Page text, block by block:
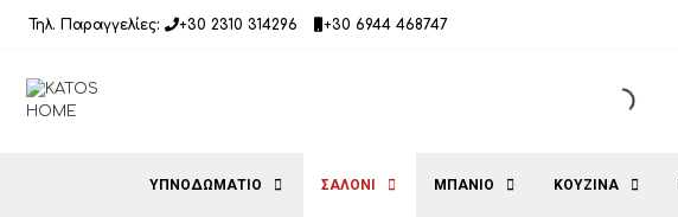
Τηλ. Παραγγελίες: +30 2310 314296 +30 6944 468747
ΥΠΝΟΔΩΜΑΤΙΟ ΣΑΛΟΝΙ ΜΠΑΝΙΟ ΚΟΥΖΙΝΑ